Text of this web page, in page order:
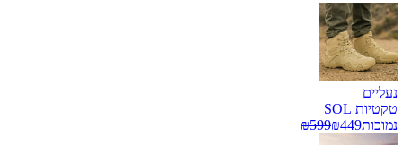
נעליים
טקטיות SOL
נמוכות
₪449
₪599